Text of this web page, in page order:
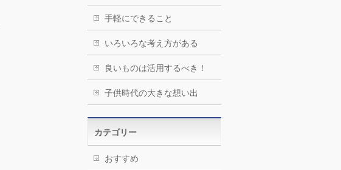
手軽にできること
いろいろな考え方がある
良いものは活用するべき！
子供時代の大きな想い出
カテゴリー
おすすめ